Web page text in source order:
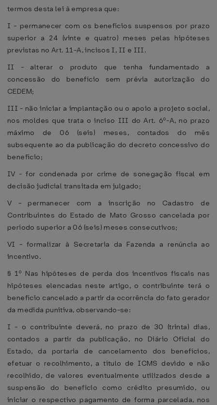
termos desta lei à empresa que:
I - permanecer com os benefícios suspensos por prazo
superior a 24 (vinte e quatro) meses pelas hipóteses
previstas no Art. 11-A, incisos I, II e III.
II - alterar o produto que tenha fundamentado a
concessão do benefício sem prévia autorização do
CEDEM;
III - não iniciar a implantação ou o apoio a projeto social,
nos moldes que trata o inciso III do Art. 6º-A, no prazo
máximo de 06 (seis) meses, contados do mês
subsequente ao da publicação do decreto concessivo do
benefício;
IV - for condenada por crime de sonegação fiscal em
decisão judicial transitada em julgado;
V - permanecer com a inscrição no Cadastro de
Contribuintes do Estado de Mato Grosso cancelada por
período superior a 06 (seis) meses consecutivos;
VI - formalizar à Secretaria da Fazenda a renúncia ao
incentivo.
§ 1º Nas hipóteses de perda dos incentivos fiscais nas
hipóteses elencadas neste artigo, o contribuinte terá o
benefício cancelado a partir da ocorrência do fato gerador
da medida punitiva, observando-se:
I - o contribuinte deverá, no prazo de 30 (trinta) dias,
contados a partir da publicação, no Diário Oficial do
Estado, da portaria de cancelamento dos benefícios,
efetuar o recolhimento, a título de ICMS devido e não
recolhido, de valores eventualmente utilizados desde a
suspensão do benefício como crédito presumido, ou
iniciar o respectivo pagamento de forma parcelada, nos